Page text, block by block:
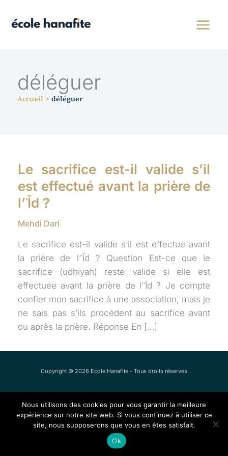
déléguer
Accueil déléguer
Le sacrifice est-il valide s’il
est effectué avant la prière de
l’ʿĪd ?
Mehdi Dari
Le sacrifice est-il valide s’il est effectué avant
la prière de l’ʿĪd ? Question Est-ce que le
sacrifice (uḍḥiyah) reste valide si elle est
effectuée avant la prière de l’ʿĪd ? Je compte
confier mon sacrifice à une association, mais je
ne sais pas s’ils procèdent au sacrifice avant
ou après la prière. Réponse En […]
Copyright © 2026 Ecole Hanafite - Tous droits réservés
Nous utilisons des cookies pour vous garantir la meilleure
expérience sur notre site web. Si vous continuez à utiliser ce
site, nous supposerons que vous en êtes satisfait.
Ok